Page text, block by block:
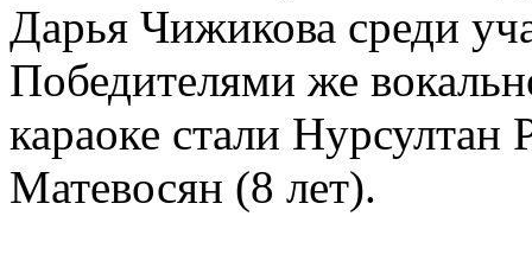
Дарья Чижикова среди
Победителями же
караоке стали
Матевосян (8 лет).